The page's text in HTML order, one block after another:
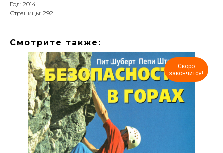
Год: 2014
Страницы: 292
Смотрите также:
Скоро
закончится!